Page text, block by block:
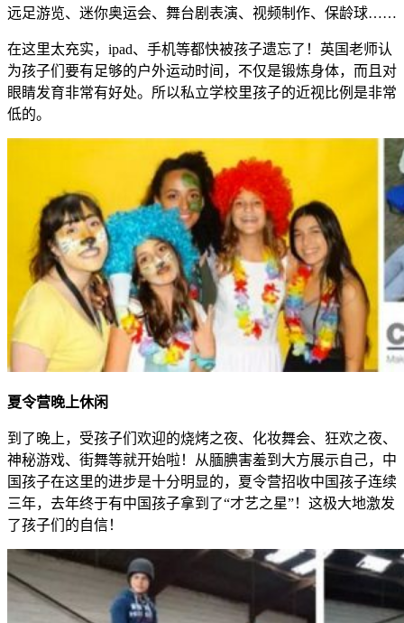
远足游览、迷你奥运会、舞台剧表演、视频制作、保龄球……
在这里太充实，ipad、手机等都快被孩子遗忘了！英国老师认
为孩子们要有足够的户外运动时间，不仅是锻炼身体，而且对
眼睛发育非常有好处。所以私立学校里孩子的近视比例是非常
低的。
夏令营晚上休闲
到了晚上，受孩子们欢迎的烧烤之夜、化妆舞会、狂欢之夜、
神秘游戏、街舞等就开始啦！从腼腆害羞到大方展示自己，中
国孩子在这里的进步是十分明显的，夏令营招收中国孩子连续
三年，去年终于有中国孩子拿到了“才艺之星”！这极大地激发
了孩子们的自信！